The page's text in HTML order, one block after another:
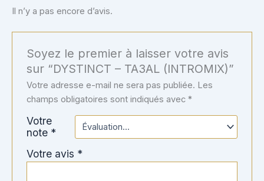
Il n’y a pas encore d’avis.
Soyez le premier à laisser votre avis
sur “DYSTINCT – TA3AL (INTROMIX)”
Votre adresse e-mail ne sera pas publiée. Les
champs obligatoires sont indiqués avec*
Votre
note *
Votre avis *